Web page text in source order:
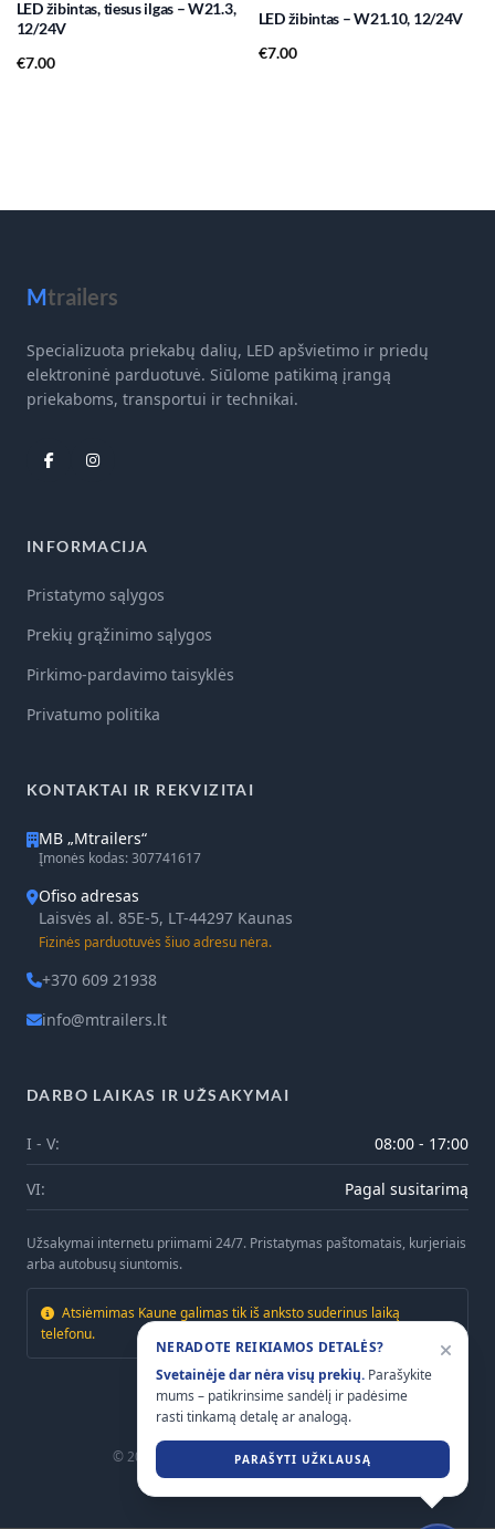
LED žibintas, tiesus ilgas – W21.3,
12/24V
€7.00
LED žibintas – W21.10, 12/24V
€7.00
Mtrailers
Specializuota priekabų dalių, LED apšvietimo ir priedų
elektroninė parduotuvė. Siūlome patikimą įrangą
priekaboms, transportui ir technikai.
INFORMACIJA
Pristatymo sąlygos
Prekių grąžinimo sąlygos
Pirkimo-pardavimo taisyklės
Privatumo politika
KONTAKTAI IR REKVIZITAI
MB „Mtrailers“
Įmonės kodas: 307741617
Ofiso adresas
Laisvės al. 85E-5, LT-44297 Kaunas
Fizinės parduotuvės šiuo adresu nėra.
+370 609 21938
info@mtrailers.lt
DARBO LAIKAS IR UŽSAKYMAI
I - V: 08:00 - 17:00
VI: Pagal susitarimą
Užsakymai internetu priimami 24/7. Pristatymas paštomatais, kurjeriais
arba autobusų siuntomis.
Atsiėmimas Kaune galimas tik iš anksto suderinus laiką
telefonu.
© 2026 . Visos teisės saugomos.
NERADOTE REIKIAMOS DETALĖS?
Svetainėje dar nėra visų prekių. Parašykite
mums – patikrinsime sandėlį ir padėsime
rasti tinkamą detalę ar analogą.
PARAŠYTI UŽKLAUSĄ